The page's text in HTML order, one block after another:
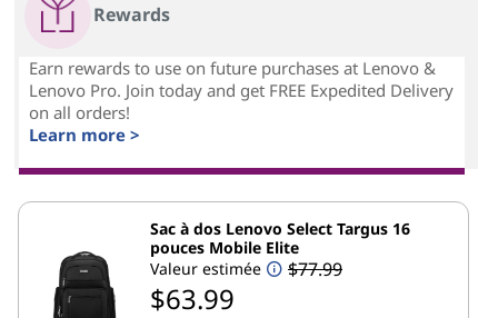
Rewards
Earn rewards to use on future purchases at Lenovo &
Lenovo Pro. Join today and get FREE Expedited Delivery
on all orders!
Learn more >
Sac à dos Lenovo Select Targus 16
pouces Mobile Elite
Valeur estimée
$77.99
$63.99